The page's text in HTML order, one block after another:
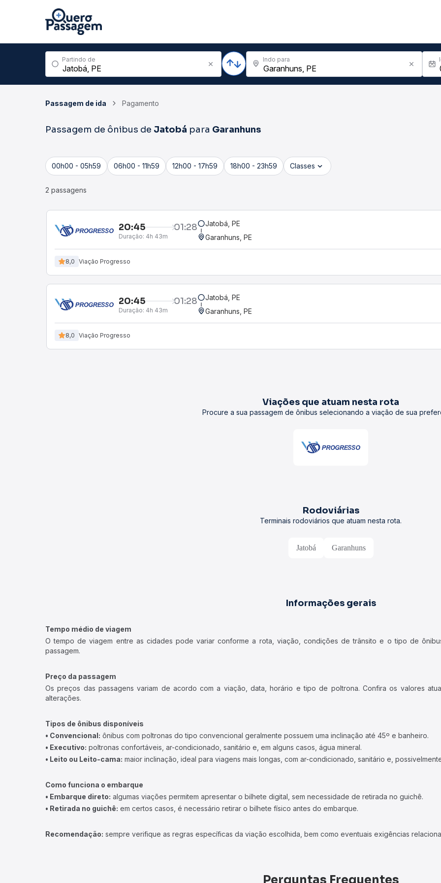
Partindo de Indo para
Passagem de ida Pagamento
Passagem de ônibus de Jatobá para Garanhuns
00h00 - 05h59 06h00 - 11h59 12h00 - 17h59 18h00 - 23h59 Classes
2 passagens
20:45 01:28
Duração: 4h 43m
Jatobá, PE
Garanhuns, PE
8,0 Viação Progresso
20:45 01:28
Duração: 4h 43m
Jatobá, PE
Garanhuns, PE
8,0 Viação Progresso
Viações que atuam nesta rota
Procure a sua passagem de ônibus selecionando a viação de sua
Rodoviárias
Terminais rodoviários que atuam nesta rota.
Jatobá Garanhuns
Informações gerais
Tempo médio de viagem
O tempo de viagem entre as cidades pode variar conforme a rota, viação, condições de trânsito e o tipo de
passagem.
Preço da passagem
Os preços das passagens variam de acordo com a viação, data, horário e tipo de poltrona. Confira os valores
alterações.
Tipos de ônibus disponíveis
• Convencional: ônibus com poltronas do tipo convencional geralmente possuem uma inclinação até 45º e banheiro.
• Executivo: poltronas confortáveis, ar-condicionado, sanitário e, em alguns casos, água mineral.
• Leito ou Leito-cama: maior inclinação, ideal para viagens mais longas, com ar-condicionado, sanitário e,
Como funciona o embarque
• Embarque direto: algumas viações permitem apresentar o bilhete digital, sem necessidade de retirada no guichê.
• Retirada no guichê: em certos casos, é necessário retirar o bilhete físico antes do embarque.
Recomendação: sempre verifique as regras específicas da viação escolhida, bem como eventuais exigências
Perguntas Frequentes